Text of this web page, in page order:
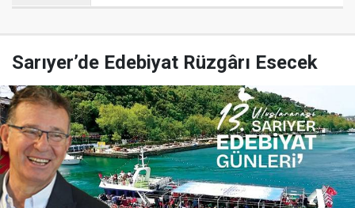
Sarıyer’de Edebiyat Rüzgârı Esecek